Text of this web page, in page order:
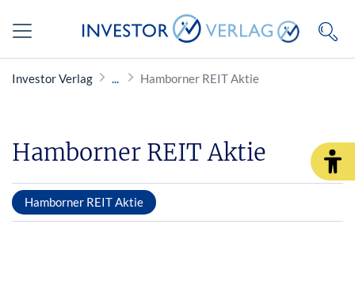
Investor Verlag Hamborner REIT Aktie
Hamborner REIT Aktie
Hamborner REIT Aktie